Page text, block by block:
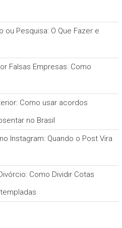
ou Pesquisa: O Que Fazer e
Falsas Empresas: Como
Como usar acordos
no Brasil
Instagram: Quando o Post Vira
Como Dividir Cotas